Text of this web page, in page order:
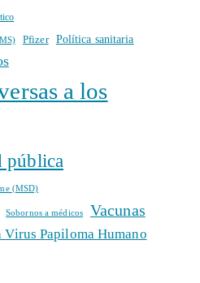
Pfizer Política sanitaria
a los
pública
(MSD)
Sobornos a médicos Vacunas
Virus Papiloma Humano